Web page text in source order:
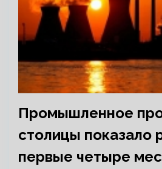
Промышленное
столицы показало
первые четыре